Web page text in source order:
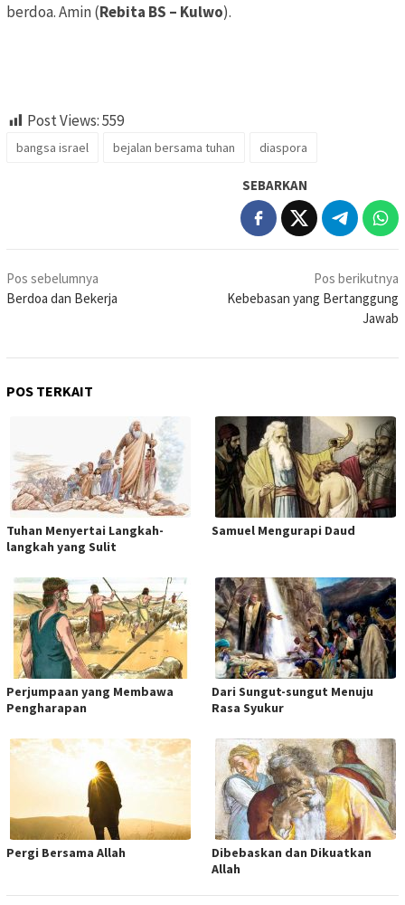
berdoa. Amin (Rebita BS – Kulwo).
Post Views:559
bangsa israel bejalan bersama tuhan diaspora
SEBARKAN
Navigasi
pos
Pos sebelumnya
Berdoa dan Bekerja
Pos berikutnya
Kebebasan yang Bertanggung
Jawab
POS TERKAIT
Tuhan Menyertai Langkah-
langkah yang Sulit
Samuel Mengurapi Daud
Perjumpaan yang Membawa
Pengharapan
Dari Sungut-sungut Menuju
Rasa Syukur
Pergi Bersama Allah
Dibebaskan dan Dikuatkan
Allah